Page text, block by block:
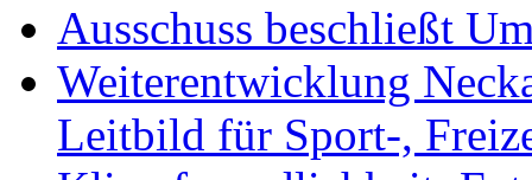
Ausschuss beschließt
Weiterentwicklung
Leitbild für Sport-,